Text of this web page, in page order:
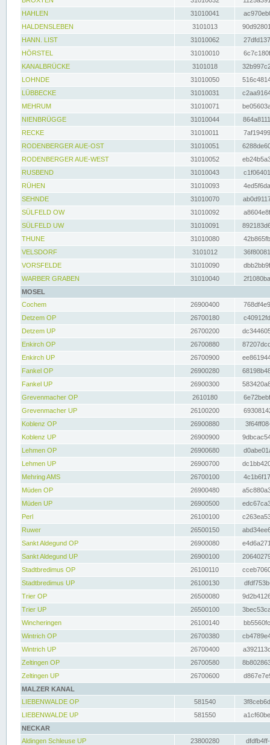
HAHLEN
31010041
HALDENSLEBEN
3101013
HANN. LIST
31010062
HÖRSTEL
31010010
KANALBRÜCKE
3101018
LOHNDE
31010050
LÜBBECKE
31010031
MEHRUM
31010071
NIENBRÜGGE
31010044
RECKE
31010011
RODENBERGER AUE-OST
31010051
RODENBERGER AUE-WEST
31010052
RUSBEND
31010043
RÜHEN
31010093
SEHNDE
31010070
SÜLFELD OW
31010092
SÜLFELD UW
31010091
THUNE
31010080
VELSDORF
3101012
VORSFELDE
31010090
WARBER GRABEN
31010040
MOSEL
Cochem
26900400
Detzem OP
26700180
Detzem UP
26700200
Enkirch OP
26700880
Enkirch UP
26700900
Fankel OP
26900280
Fankel UP
26900300
Grevenmacher OP
2610180
Grevenmacher UP
26100200
Koblenz OP
26900880
Koblenz UP
26900900
Lehmen OP
26900680
Lehmen UP
26900700
Mehring AMS
26700100
Müden OP
26900480
Müden UP
26900500
Perl
26100100
Ruwer
26500150
Sankt Aldegund OP
26900080
Sankt Aldegund UP
26900100
Stadtbredimus OP
26100110
Stadtbredimus UP
26100130
Trier OP
26500080
Trier UP
26500100
Wincheringen
26100140
Wintrich OP
26700380
Wintrich UP
26700400
Zeltingen OP
26700580
Zeltingen UP
26700600
MALZER KANAL
LIEBENWALDE OP
581540
LIEBENWALDE UP
581550
NECKAR
Aldingen Schleuse UP
23800280